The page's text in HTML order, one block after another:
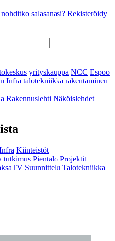
salasanasi? Rekisteröidy
yrityskauppa NCC Espoo
Infra talotekniikka rakentaminen
Rakennuslehti Näköislehdet
Infra Kiinteistöt
tutkimus Pientalo Projektit
Suunnittelu Talotekniikka